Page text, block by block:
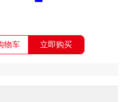
物车 立即购买